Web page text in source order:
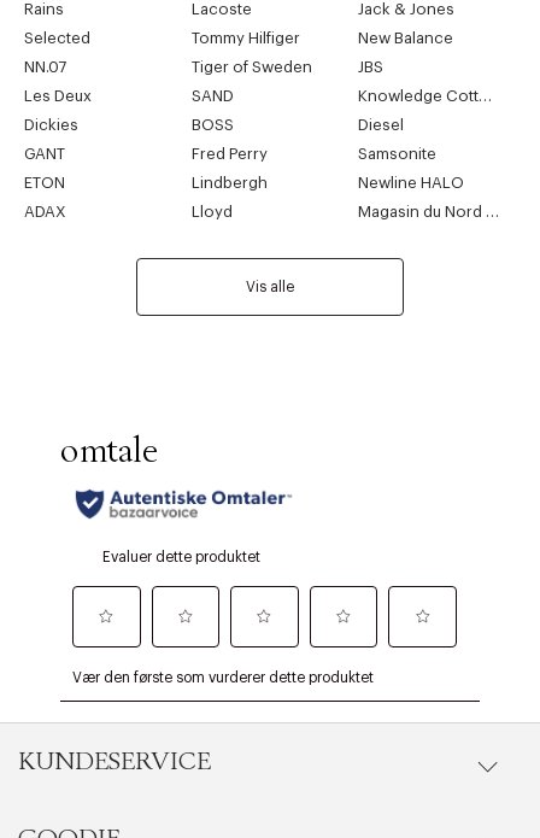
Rains
Lacoste
Jack & Jones
Selected
Tommy Hilfiger
New Balance
NN.07
Tiger of Sweden
JBS
Les Deux
SAND
Knowledge Cotton Apparel
Dickies
BOSS
Diesel
GANT
Fred Perry
Samsonite
ETON
Lindbergh
Newline HALO
ADAX
Lloyd Magasin du Nord Collection
Vis alle
KUNDESERVICE